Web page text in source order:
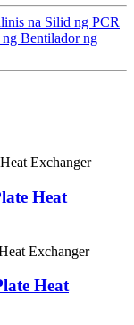
na Silid ng PCR
Bentilador ng
Heat
Heat